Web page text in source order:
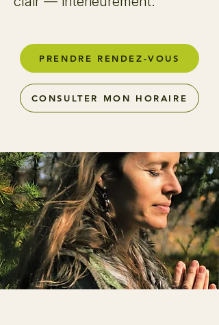
PRENDRE RENDEZ-VOUS
CONSULTER MON HORAIRE